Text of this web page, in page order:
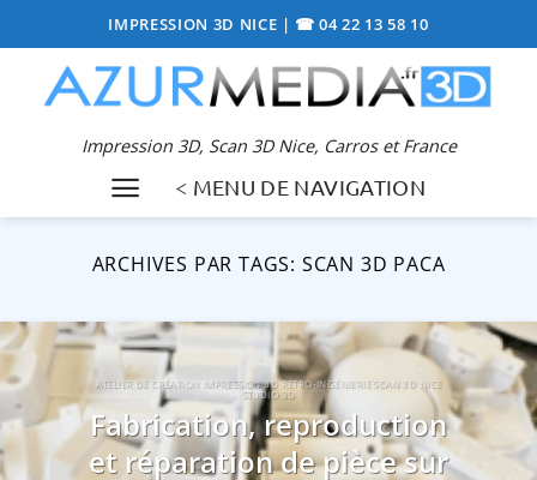
au
contenu
IMPRESSION 3D NICE | ☎ 04 22 13 58 10
Impression 3D, Scan 3D Nice, Carros et France
< MENU DE NAVIGATION
ARCHIVES PAR TAGS: SCAN 3D PACA
ATELIER DE CRÉATION IMPRESSION 3D RÉTRO-INGÉNIERIE SCAN 3D NICE
STUDIO 3D
Fabrication, reproduction
et réparation de pièce sur